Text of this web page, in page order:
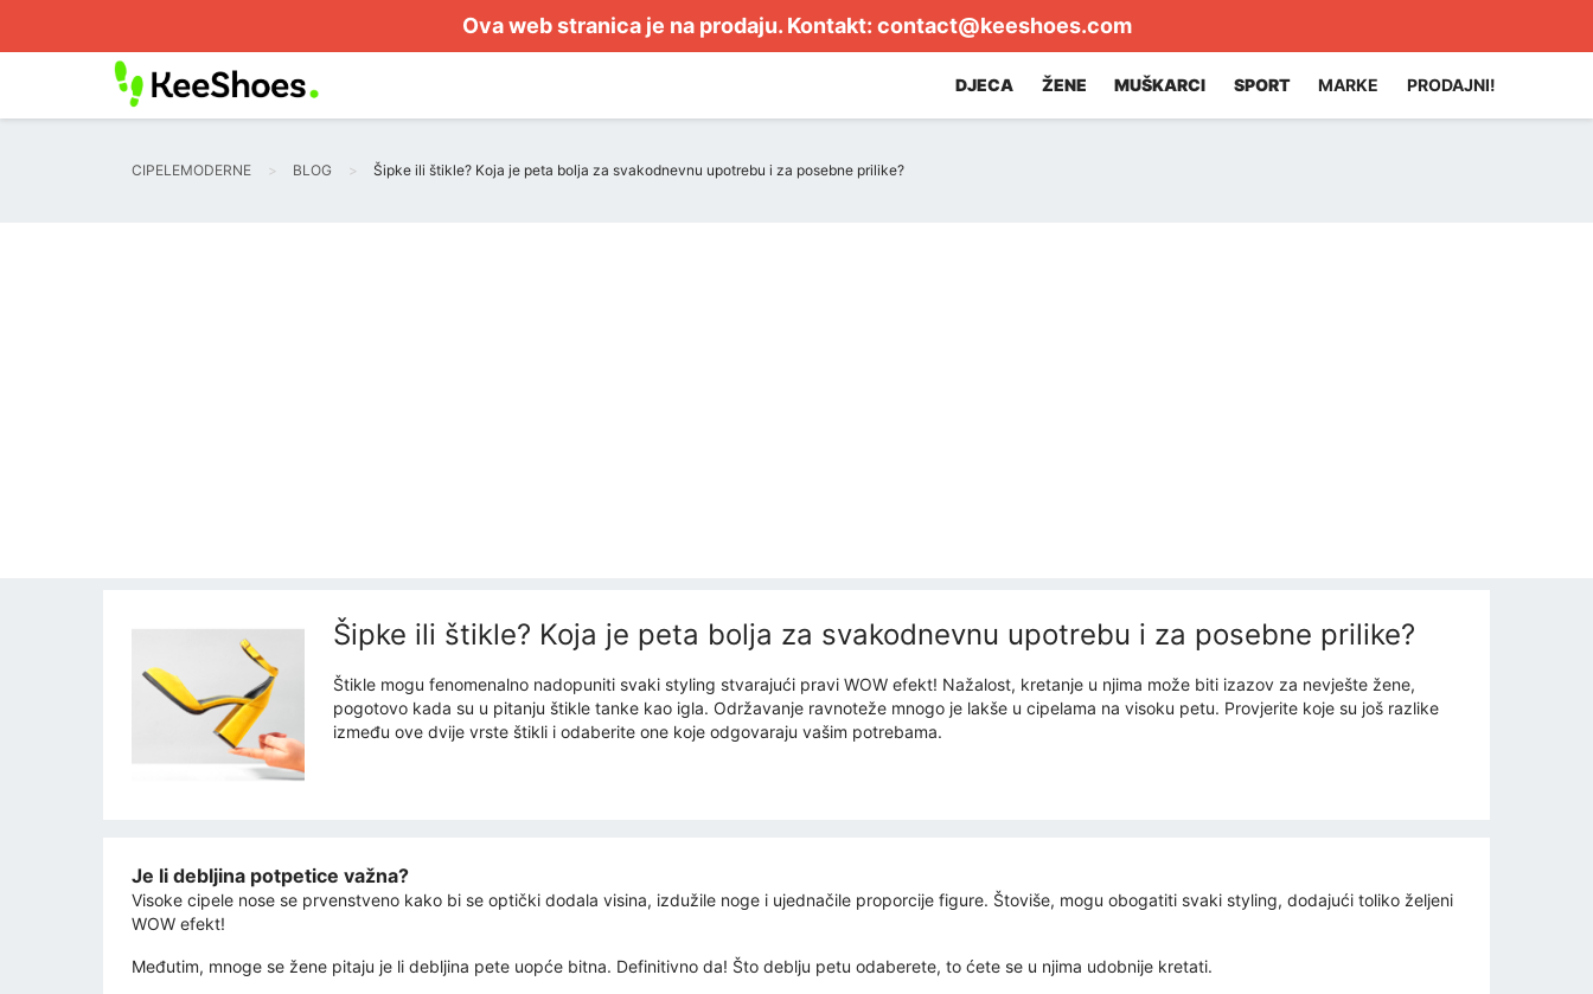
Ova web stranica je na prodaju. Kontakt: contact@keeshoes.com
DJECA ŽENE MUŠKARCI SPORT MARKE PRODAJNI!
CIPELEMODERNE BLOG Šipke ili štikle? Koja je peta bolja za svakodnevnu upotrebu i za posebne prilike?
Šipke ili štikle? Koja je peta bolja za svakodnevnu upotrebu i za posebne prilike?
Štikle mogu fenomenalno nadopuniti svaki styling stvarajući pravi WOW efekt! Nažalost, kretanje u njima može biti izazov za nevješte žene,
pogotovo kada su u pitanju štikle tanke kao igla. Održavanje ravnoteže mnogo je lakše u cipelama na visoku petu. Provjerite koje su još razlike
između ove dvije vrste štikli i odaberite one koje odgovaraju vašim potrebama.
Je li debljina potpetice važna?
Visoke cipele nose se prvenstveno kako bi se optički dodala visina, izdužile noge i ujednačile proporcije figure. Štoviše, mogu obogatiti svaki styling, dodajući toliko željeni
WOW efekt!
Međutim, mnoge se žene pitaju je li debljina pete uopće bitna. Definitivno da! Što deblju petu odaberete, to ćete se u njima udobnije kretati.